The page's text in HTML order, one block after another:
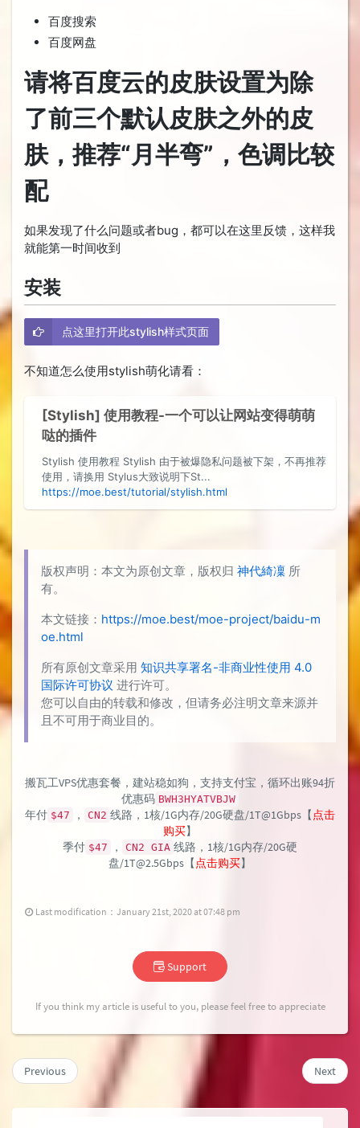
百度搜索
百度网盘
请将百度云的皮肤设置为除
了前三个默认皮肤之外的皮
肤，推荐“月半弯”，色调比较
配
如果发现了什么问题或者bug，都可以在这里反馈，这样我
就能第一时间收到
安装
点这里打开此stylish样式页面
不知道怎么使用stylish萌化请看：
[Stylish] 使用教程-一个可以让网站变得萌萌
哒的插件
Stylish 使用教程 Stylish 由于被爆隐私问题被下架，不再推荐
使用，请换用 Stylus大致说明下St...
https://moe.best/tutorial/stylish.html
版权声明：本文为原创文章，版权归 神代綺凜 所
有。
本文链接： https://moe.best/moe-project/baidu-m
oe.html
所有原创文章采用 知识共享署名-非商业性使用 4.0
国际许可协议 进行许可。
您可以自由的转载和修改，但请务必注明文章来源并
且不可用于商业目的。
搬瓦工VPS优惠套餐，建站稳如狗，支持支付宝，循环出账94折
优惠码 BWH3HYATVBJW
年付 $47 ， CN2 线路，1核/1G内存/20G硬盘/1T@1Gbps【点击
购买】
季付 $47 ， CN2 GIA 线路，1核/1G内存/20G硬
盘/1T@2.5Gbps【点击购买】
Last modification：January 21st, 2020 at 07:48 pm
Support
If you think my article is useful to you, please feel free to appreciate
Next
Previous